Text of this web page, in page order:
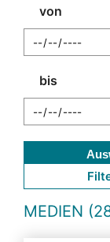
von
bis
MEDIEN